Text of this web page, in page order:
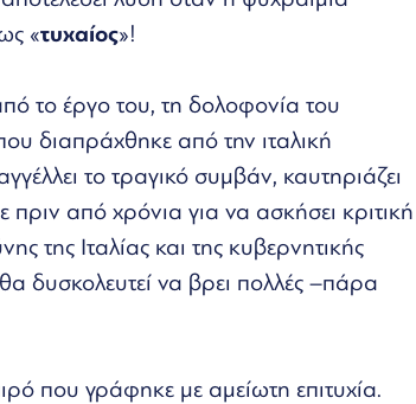
«τυχαίος»!
το έργο του, τη δολοφονία του
διαπράχθηκε από την ιταλική
το τραγικό συμβάν, καυτηριάζει
από χρόνια για να ασκήσει κριτική
της Ιταλίας και της κυβερνητικής
δυσκολευτεί να βρει πολλές –πάρα
που γράφηκε με αμείωτη επιτυχία.